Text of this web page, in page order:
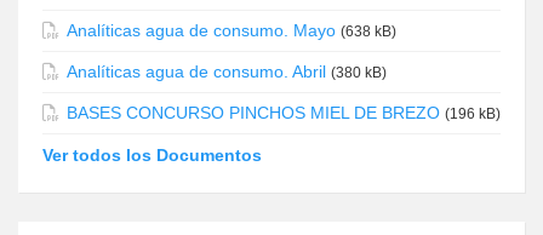
Analíticas agua de consumo. Mayo (638 kB)
Analíticas agua de consumo. Abril (380 kB)
BASES CONCURSO PINCHOS MIEL DE BREZO (196 kB)
Ver todos los Documentos